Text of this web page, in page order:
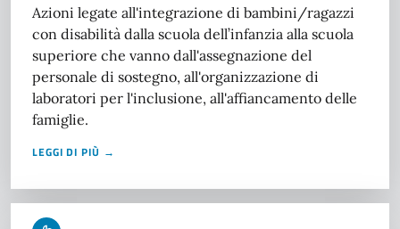
Azioni legate all'integrazione di bambini/ragazzi
con disabilità dalla scuola dell’infanzia alla scuola
superiore che vanno dall'assegnazione del
personale di sostegno, all'organizzazione di
laboratori per l'inclusione, all'affiancamento delle
famiglie.
LEGGI DI PIÙ →